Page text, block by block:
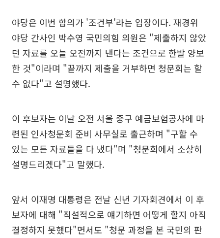
야당은 이번 합의가 '조건부'라는 입장이다. 재경위
야당 간사인 박수영 국민의힘 의원은 "제출하지 않았
던 자료를 오늘 오전까지 낸다는 조건으로 한발 양보
한 것"이라며 "끝까지 제출을 거부하면 청문회는 할
수 없다"고 설명했다.
이 후보자는 이날 오전 서울 중구 예금보험공사에 마
련된 인사청문회 준비 사무실로 출근하며 "구할 수
있는 모든 자료들을 다 냈다"며 "청문회에서 소상히
설명드리겠다"고 말했다.
앞서 이재명 대통령은 전날 신년 기자회견에서 이 후
보자에 대해 "직설적으로 얘기하면 어떻게 할지 아직
결정하지 못했다"면서도 "청문 과정을 본 국민의 판